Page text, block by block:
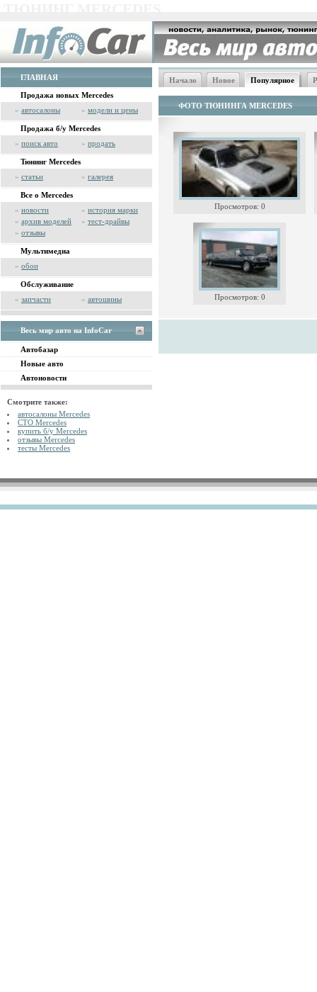
ГЛАВНАЯ
Продажа новых Mercedes
» автосалоны » модели и цены
Продажа б/у Mercedes
» поиск авто » продать
Тюнинг Mercedes
» статьи » галерея
Все о Mercedes
» новости » история марки
» архив моделей » тест-драйвы
» отзывы
Мультимедиа
» обои
Обслуживание
» запчасти » автошины
Весь мир авто на InfoCar
Автобазар
Новые авто
Автоновости
Смотрите также:
автосалоны Mercedes
СТО Mercedes
купить б/у Mercedes
отзывы Mercedes
тесты Mercedes
Начало Новое Популярное
ФОТО ТЮНИНГА MERCEDES
Просмотров: 0
Просмотров: 0